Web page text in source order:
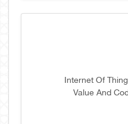
Internet Of
Value And